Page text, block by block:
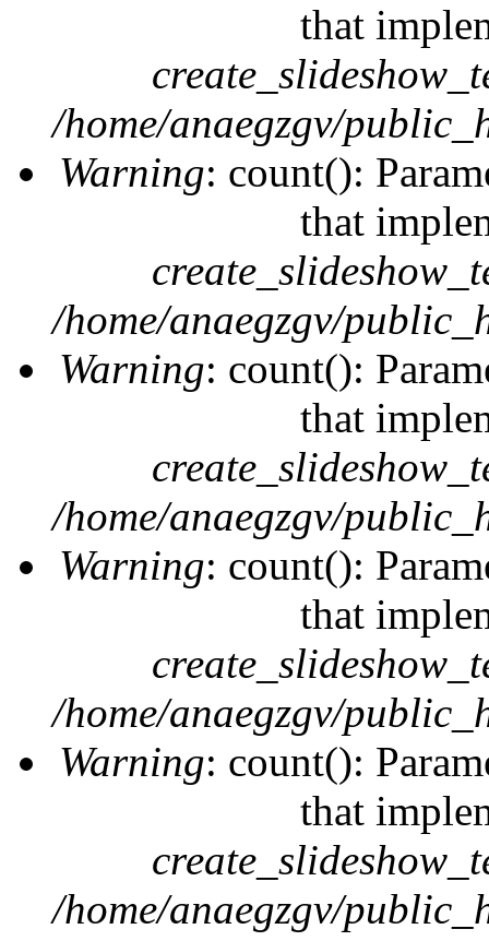
that
/home/anaegzgv/
Warning: count():
that
/home/anaegzgv/
Warning: count():
that
/home/anaegzgv/
Warning: count():
that
/home/anaegzgv/
Warning: count():
that
/home/anaegzgv/